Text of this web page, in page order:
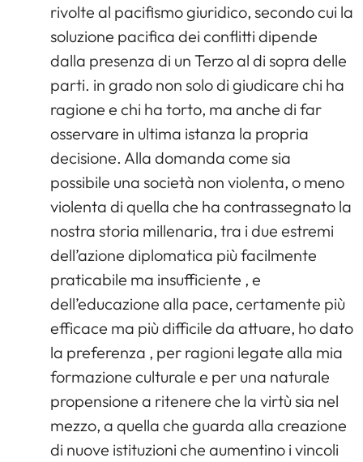
rivolte al pacifismo giuridico, secondo cui la
soluzione pacifica dei conflitti dipende
dalla presenza di un Terzo al di sopra delle
parti. in grado non solo di giudicare chi ha
ragione e chi ha torto, ma anche di far
osservare in ultima istanza la propria
decisione. Alla domanda come sia
possibile una società non violenta, o meno
violenta di quella che ha contrassegnato la
nostra storia millenaria, tra i due estremi
dell’azione diplomatica più facilmente
praticabile ma insufficiente , e
dell’educazione alla pace, certamente più
efficace ma più difficile da attuare, ho dato
la preferenza , per ragioni legate alla mia
formazione culturale e per una naturale
propensione a ritenere che la virtù sia nel
mezzo, a quella che guarda alla creazione
di nuove istituzioni che aumentino i vincoli